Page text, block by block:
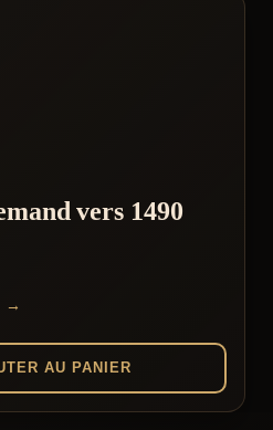
vers 1490
→
AU PANIER